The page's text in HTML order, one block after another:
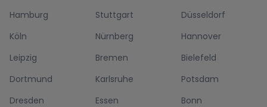
Hamburg
Stuttgart
Düsseldorf
Köln
Nürnberg
Hannover
Leipzig
Bremen
Bielefeld
Dortmund
Karlsruhe
Potsdam
Dresden
Essen Bonn